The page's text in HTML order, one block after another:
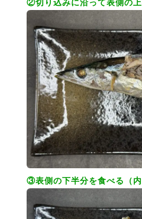
②切り込みに沿って表側の
③表側の下半分を食べる（内